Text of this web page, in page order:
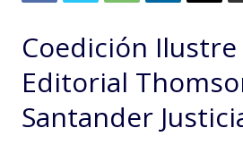
Coedición
Editorial
Santander